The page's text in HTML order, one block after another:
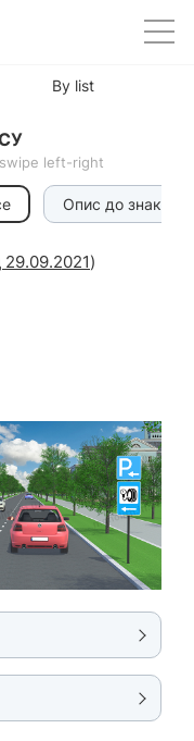
By list
left-right
Опис до знаків
29.09.2021)